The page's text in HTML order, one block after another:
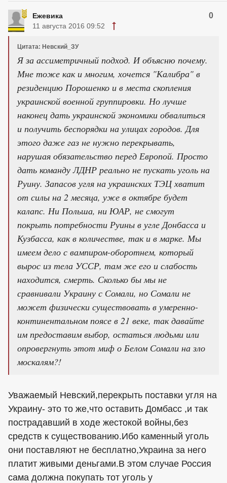
Ежевика 0
11 августа 2016 09:52
Цитата: Невский_ЗУ
Я за ассиметричный подход. И объясню почему.
Мне тоже как и многим, хочется "Калибра" в
резиденцию Порошенко и в места скопления
украинской военной группировки. Но лучше
наконец дать украинской экономики обвалиться
и получить беспорядки на улицах городов. Для
этого даже газ не нужно перекрывать,
нарушая обязательство перед Европой. Просто
дать команду ЛДНР реально не пускать уголь на
Руину. Запасов угля на украинских ТЭЦ хватит
от силы на 2 месяца, уже в октябре будет
калапс. Ни Польша, ни ЮАР, не смогут
покрыть потребности Руины в угле Донбасса и
Кузбасса, как в количестве, так и в марке. Мы
имеем дело с вампиром-оборотнем, который
вырос из тела УССР, там же его и слабость
находится, смерть. Сколько бы мы не
сравнивали Украину с Сомали, но Сомали не
может физически существовать в умеренно-
континентальном поясе в 21 веке, так давайте
им предоставим выбор, остаться людьми или
опровергнуть этот миф о Белом Сомали на зло
москалям?!
Уважаемый Невский,перекрыть поставки угля на
Украину- это то же,что оставить Домбасс ,и так
пострадавший в ходе жестокой войны,без
средств к существованию.Ибо каменный уголь
они поставляют не бесплатно,Украина за него
платит живыми деньгами.В этом случае Россия
сама должна покупать тот уголь у